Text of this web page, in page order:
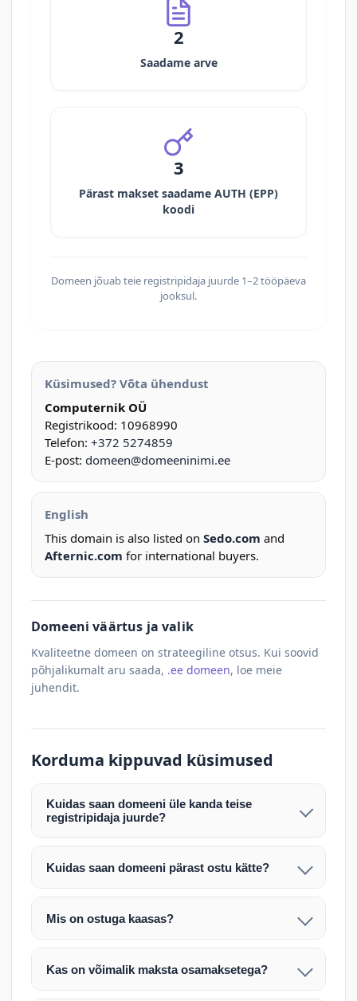
2
Saadame arve
3
Pärast makset saadame AUTH (EPP)
koodi
Domeen jõuab teie registripidaja juurde 1–2 tööpäeva
jooksul.
Küsimused? Võta ühendust
Computernik OÜ
Registrikood: 10968990
Telefon: +372 5274859
E-post: domeen@domeeninimi.ee
English
This domain is also listed on Sedo.com and
Afternic.com for international buyers.
Domeeni väärtus ja valik
Kvaliteetne domeen on strateegiline otsus. Kui soovid
põhjalikumalt aru saada, .ee domeen, loe meie
juhendit.
Korduma kippuvad küsimused
Kuidas saan domeeni üle kanda teise
registripidaja juurde?
Pärast makse laekumist edastame teile domeeni
AUTH (EPP) koodi. Selle abil saate domeeni üle
Domeeni ülekandmine toimub registripidajate
tööpäeva. Täpsemad juhised saadetakse teile e-
posti teel pärast tehingu kinnitamist.
Kuidas saan domeeni pärast ostu kätte?
Pärast ostu vormistamist väljastame arve.
Maksekinnituse järel edastame teile domeeni
enda valitud registripidaja juurde.
Mis on ostuga kaasas?
Ostuga kaasas on domeeninime omandiõigus.
Veebimajutust ja e-posti teenuseid tuleb tellida
Kas on võimalik maksta osamaksetega?